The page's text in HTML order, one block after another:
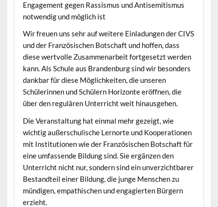
Engagement gegen Rassismus und Antisemitismus
notwendig und möglich ist
Wir freuen uns sehr auf weitere Einladungen der CIVS
und der Französischen Botschaft und hoffen, dass
diese wertvolle Zusammenarbeit fortgesetzt werden
kann. Als Schule aus Brandenburg sind wir besonders
dankbar für diese Möglichkeiten, die unseren
Schülerinnen und Schülern Horizonte eröffnen, die
über den regulären Unterricht weit hinausgehen.
Die Veranstaltung hat einmal mehr gezeigt, wie
wichtig außerschulische Lernorte und Kooperationen
mit Institutionen wie der Französischen Botschaft für
eine umfassende Bildung sind. Sie ergänzen den
Unterricht nicht nur, sondern sind ein unverzichtbarer
Bestandteil einer Bildung, die junge Menschen zu
mündigen, empathischen und engagierten Bürgern
erzieht.